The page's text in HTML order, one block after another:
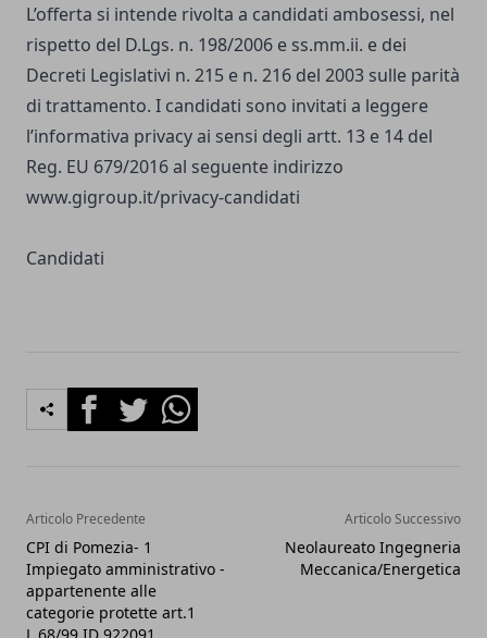
L’offerta si intende rivolta a candidati ambosessi, nel
rispetto del D.Lgs. n. 198/2006 e ss.mm.ii. e dei
Decreti Legislativi n. 215 e n. 216 del 2003 sulle parità
di trattamento. I candidati sono invitati a leggere
l’informativa privacy ai sensi degli artt. 13 e 14 del
Reg. EU 679/2016 al seguente indirizzo
www.gigroup.it/privacy-candidati
Candidati
FacebookTwitterWhatsapp
Articolo Precedente
CPI di Pomezia- 1
Impiegato amministrativo -
appartenente alle
categorie protette art.1
Articolo Successivo
Neolaureato Ingegneria
Meccanica/Energetica